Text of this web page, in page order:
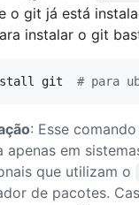
o git já está
instalar o git
git # para
: Esse comando
apenas em
que utilizam o
de pacotes.